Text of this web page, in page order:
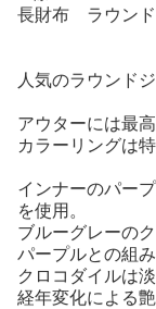
長財布 ラウン
人気のラウンド
アウターには最
カラーリングは
インナーのパー
を使用。
ブルーグレーの
パープルとの組
クロコダイルは
経年変化による